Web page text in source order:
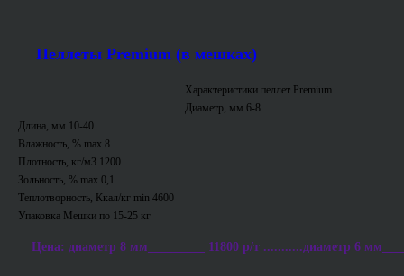
Пеллеты Premium (в мешках)
Характеристики пеллет Premium
Диаметр, мм 6-8
Длина, мм 10-40
Влажность, % max 8
Плотность, кг/м3 1200
Зольность, % max 0,1
Теплотворность, Ккал/кг min 4600
Упаковка Мешки по 15-25 кг
Цена: диаметр 8 мм_________ 11800 р/т ...........диаметр 6